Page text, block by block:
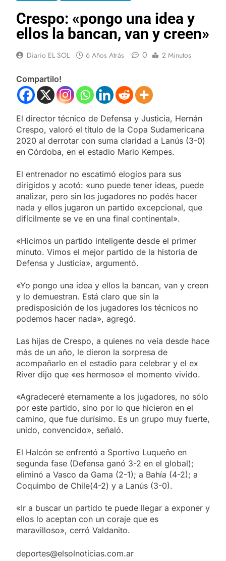
Crespo: «pongo una idea y
ellos la bancan, van y creen»
Diario EL SOL 6 Años Atrás 0 2 Minutos
Compartilo!
El director técnico de Defensa y Justicia, Hernán
Crespo, valoró el título de la Copa Sudamericana
2020 al derrotar con suma claridad a Lanús (3-0)
en Córdoba, en el estadio Mario Kempes.
El entrenador no escatimó elogios para sus
dirigidos y acotó: «uno puede tener ideas, puede
analizar, pero sin los jugadores no podés hacer
nada y ellos jugaron un partido excepcional, que
difícilmente se ve en una final continental».
«Hicimos un partido inteligente desde el primer
minuto. Vimos el mejor partido de la historia de
Defensa y Justicia», argumentó.
«Yo pongo una idea y ellos la bancan, van y creen
y lo demuestran. Está claro que sin la
predisposición de los jugadores los técnicos no
podemos hacer nada», agregó.
Las hijas de Crespo, a quienes no veía desde hace
más de un año, le dieron la sorpresa de
acompañarlo en el estadio para celebrar y el ex
River dijo que «es hermoso» el momento vivido.
«Agradeceré eternamente a los jugadores, no sólo
por este partido, sino por lo que hicieron en el
camino, que fue durísimo. Es un grupo muy fuerte,
unido, convencido», señaló.
El Halcón se enfrentó a Sportivo Luqueño en
segunda fase (Defensa ganó 3-2 en el global);
eliminó a Vasco da Gama (2-1); a Bahía (4-2); a
Coquimbo de Chile(4-2) y a Lanús (3-0).
«Ir a buscar un partido te puede llegar a exponer y
ellos lo aceptan con un coraje que es
maravilloso», cerró Valdanito.
deportes@elsolnoticias.com.ar